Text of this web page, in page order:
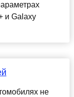
и Galaxy
не